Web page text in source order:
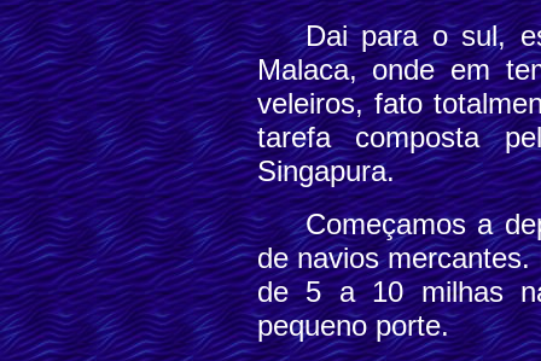
Dai para o sul,
Malaca, onde em
veleiros, fato
tarefa composta
Singapura.
Começamos a
de navios
de 5 a 10 milhas
pequeno porte.